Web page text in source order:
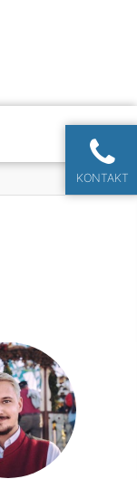
KONTAKT